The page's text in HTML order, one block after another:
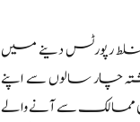
غلط رپورٹس دینے میں
چار سالوں سے اپنے
ممالک سے آنے والے